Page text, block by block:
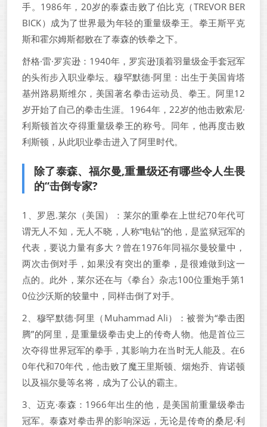
手。1986年，20岁的泰森击败了伯比克（TREVOR BER
BICK）成为了世界最为年轻的重量级拳王。拳王斯平克
斯和霍尔姆斯都败在了泰森的铁拳之下。
舒格·雷·罗宾逊：1940年，罗宾逊顶着羽量级金手套冠军
的头衔步入职业拳坛。穆罕默德·阿里：出生于美国肯塔
基州路易斯维尔，美国著名拳击运动员、拳王。阿里12
岁开始了自己的拳击生涯。1964年，22岁的他击败索尼·
利斯顿首次夺得重量级拳王的称号。同年，他再度击败
利斯顿，从此职业拳击进入了阿里时代。
除了泰森、福尔曼,重量级还有哪些令人生畏
的“击倒专家?
1、罗恩.莱尔（美国）：莱尔的重拳在上世纪70年代可
谓无人不知，无人不晓，人称“电钻”的他，是监狱冠军的
代表，要说力量有多大？曾在1976年同福尔曼较量中，
两次击倒对手，如果没有突出的重拳，是很难做到这一
点的。此外，莱尔还在与《拳台》杂志100位重炮手第1
0位沙沃斯的较量中，同样击倒了对手。
2、穆罕默德·阿里（Muhammad Ali）：被誉为“拳击图
腾”的阿里，是重量级拳击史上的传奇人物。他是首位三
次夺得世界冠军的拳手，其影响力在当时无人能及。在6
0年代和70年代，他击败了魔王里斯顿、烟炮乔、肯诺顿
以及福尔曼等名将，成为了公认的霸主。
3、迈克·泰森：1966年出生的他，是美国前重量级拳击
冠军。泰森对拳击界的影响深远，无论是传奇的桑尼·利